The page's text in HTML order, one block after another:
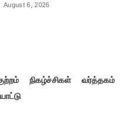
August 6, 2026
நிகழ்ச்சிகள்
வர்த்தகம்